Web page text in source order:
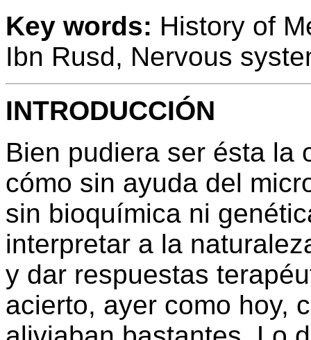
Key words: History of
Ibn Rusd, Nervous
INTRODUCCIÓN
Bien pudiera ser ésta la
cómo sin ayuda del
sin bioquímica ni
interpretar a la
y dar respuestas
acierto, ayer como hoy,